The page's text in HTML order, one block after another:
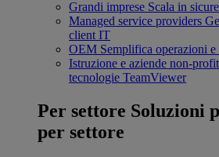
Grandi imprese Scala in
Managed service providers
client IT
OEM Semplifica operazioni e
Istruzione e aziende non-profit
tecnologie TeamViewer
Per settore Soluzioni
per settore